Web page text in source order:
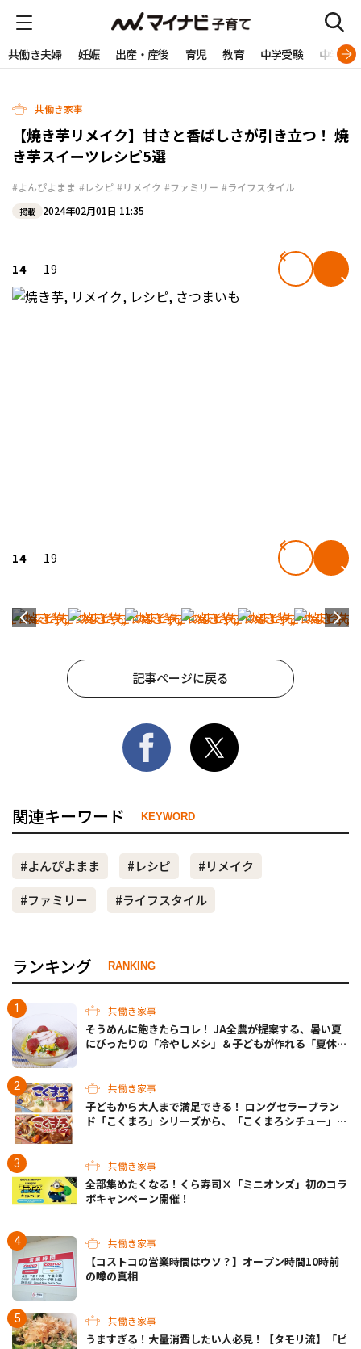
共働き夫婦 妊娠 出産・産後 育児 教育 中学受験 中学生
共働き家事
【焼き芋リメイク】甘さと香ばしさが引き立つ！ 焼
き芋スイーツレシピ5選
#よんぴよまま #レシピ #リメイク #ファミリー #ライフスタイル
掲載 2024年02月01日 11:35
14 19
14 19
記事ページに戻る
関連キーワード KEYWORD
#よんぴよまま #レシピ
#リメイク
#ファミリー
#ライフスタイル
ランキング RANKING
共働き家事
そうめんに飽きたらコレ！ JA全農が提案する、暑い夏
にぴったりの「冷やしメシ」＆子どもが作れる「夏休み
共働き家事
子どもから大人まで満足できる！ ロングセラーブラン
ド「こくまろ」シリーズから、「こくまろシチュー」＜
共働き家事
全部集めたくなる！くら寿司×「ミニオンズ」初のコラ
ボキャンペーン開催！
共働き家事
【コストコの営業時間はウソ？】オープン時間10時前
の噂の真相
共働き家事
うますぎる！大量消費したい人必見！【タモリ流】「ピ